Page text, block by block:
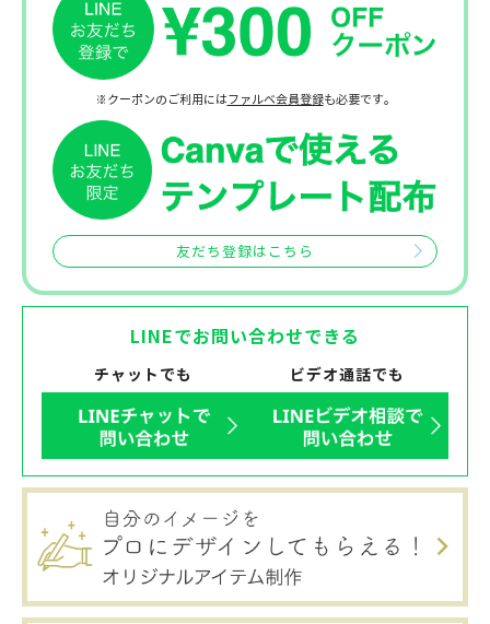
※クーポンのご利用にはファルベ会員登録も必要です。
友だち登録はこちら
LINEでお問い合わせできる
チャットでも ビデオ通話でも